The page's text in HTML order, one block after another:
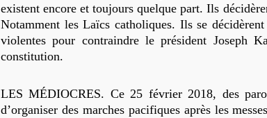
existent encore et toujours quelque part. Ils
Notamment les Laïcs catholiques. Ils se
violentes pour contraindre le président Joseph
constitution.
LES MÉDIOCRES. Ce 25 février 2018, des
d’organiser des marches pacifiques après les